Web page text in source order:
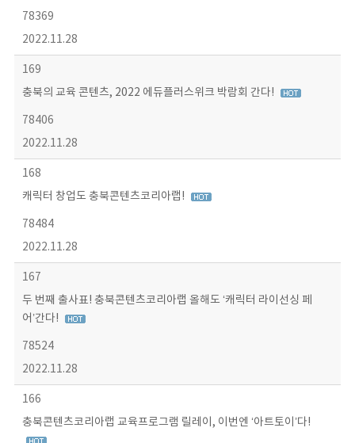
78369
2022.11.28
169
충북의 교육 콘텐츠, 2022 에듀플러스위크 박람회 간다!
78406
2022.11.28
168
캐릭터 창업도 충북콘텐츠코리아랩!
78484
2022.11.28
167
두 번째 출사표! 충북콘텐츠코리아랩 올해도 ‘캐릭터 라이선싱 페
어’간다!
78524
2022.11.28
166
충북콘텐츠코리아랩 교육프로그램 릴레이, 이번엔 ‘아트토이’다!